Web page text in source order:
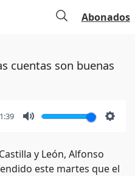
Abonados
cuentas son buenas
y León, Alfonso
este martes que el